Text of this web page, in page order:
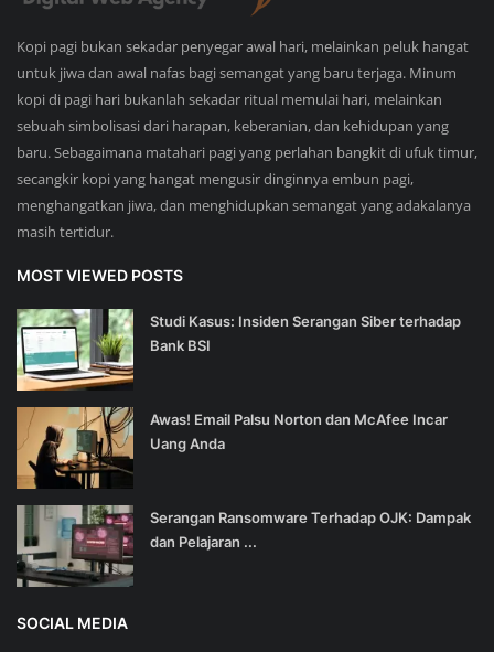
Kopi pagi bukan sekadar penyegar awal hari, melainkan peluk hangat
untuk jiwa dan awal nafas bagi semangat yang baru terjaga. Minum
kopi di pagi hari bukanlah sekadar ritual memulai hari, melainkan
sebuah simbolisasi dari harapan, keberanian, dan kehidupan yang
baru. Sebagaimana matahari pagi yang perlahan bangkit di ufuk timur,
secangkir kopi yang hangat mengusir dinginnya embun pagi,
menghangatkan jiwa, dan menghidupkan semangat yang adakalanya
masih tertidur.
MOST VIEWED POSTS
Studi Kasus: Insiden Serangan Siber terhadap
Bank BSI
Awas! Email Palsu Norton dan McAfee Incar
Uang Anda
Serangan Ransomware Terhadap OJK: Dampak
dan Pelajaran ...
SOCIAL MEDIA